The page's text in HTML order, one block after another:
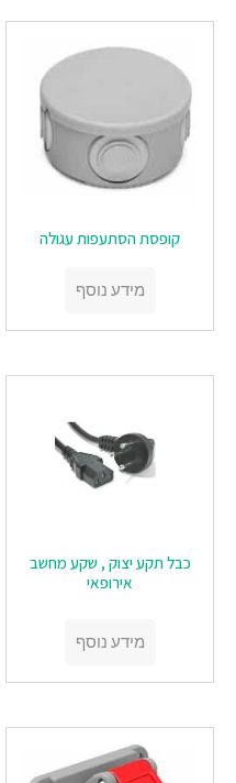
‏‏קופסת הסתעפות עגולה
מידע נוסף
כבל תקע יצוק , שקע מחשב
אירופאי
מידע נוסף